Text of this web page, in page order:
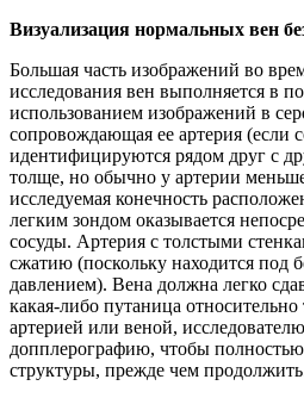
Визуализация нормальных вен
Большая часть изображений во
исследования вен выполняется в
использованием изображений в
сопровождающая ее артерия (если
идентифицируются рядом друг с
толще, но обычно у артерии
исследуемая конечность
легким зондом оказывается
сосуды. Артерия с толстыми
сжатию (поскольку находится под
давлением). Вена должна легко
какая-либо путаница относительно
артерией или веной,
допплерографию, чтобы
структуры, прежде чем